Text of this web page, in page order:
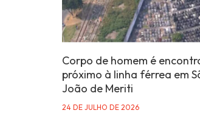
Corpo de homem é
próximo à linha férrea em
João de Meriti
24 DE JULHO DE 2026